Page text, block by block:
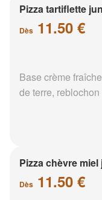
Pizza tartiflette
Dès 11.50 €
Base crème
de terre, reblochon
Pizza chèvre
Dès 11.50 €